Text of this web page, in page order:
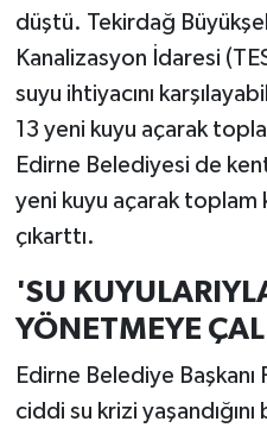
düştü. Tekirdağ
Kanalizasyon İdaresi
suyu ihtiyacını
13 yeni kuyu açarak
Edirne Belediyesi de
yeni kuyu açarak toplam
çıkarttı.
'SU
YÖNETMEYE
Edirne Belediye
ciddi su krizi